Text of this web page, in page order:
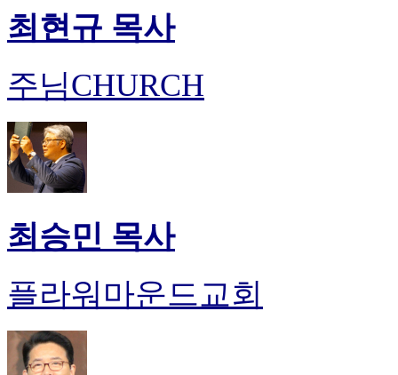
최현규 목사
주님CHURCH
최승민 목사
플라워마운드교회